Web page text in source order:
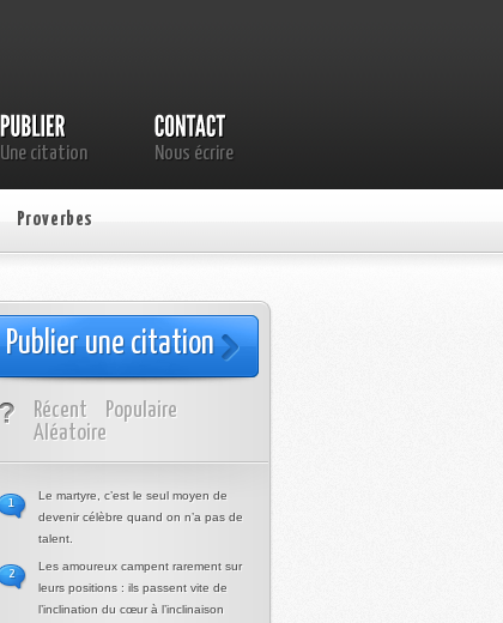
Une citation Nous écrire
Proverbes
Publier une citation
Récent
Populaire
Aléatoire
Le martyre, c’est le seul moyen de
devenir célèbre quand on n’a pas de
talent.
1
Les amoureux campent rarement sur
leurs positions : ils passent vite de
l’inclination du cœur à l’inclinaison
2